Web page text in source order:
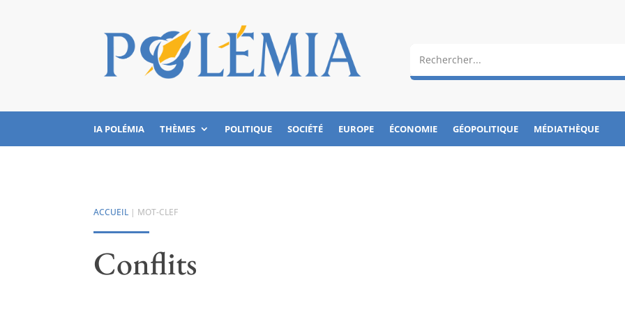
IA POLÉMIA THÈMES POLITIQUE SOCIÉTÉ EUROPE ÉCONOMIE GÉOPOLITIQUE MÉDIATHÈQUE
ACCUEIL | MOT-CLEF
Conflits